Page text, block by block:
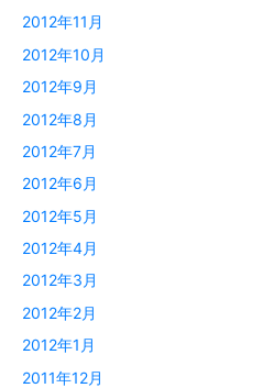
2012年11月
2012年10月
2012年9月
2012年8月
2012年7月
2012年6月
2012年5月
2012年4月
2012年3月
2012年2月
2012年1月
2011年12月